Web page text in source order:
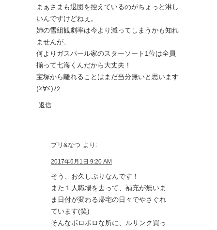
まぁさまも退団を控えているのがちょっと淋し
いんですけどねぇ。
姉の雪組観劇率は今より減ってしまうかも知れ
ませんが、
何よりガスパール家のスターソート1位は全員
揃って七海くんだから大丈夫！
宝塚から離れることはまだ当分無いと思います
(≧∀≦)ﾉｼ
返信
プリ&なつ より:
2017年6月1日 9:20 AM
そう、お久しぶりなんです！
また１人職場を去って、補充が無いま
ま日付が変わる帰宅の日々でやさぐれ
ています(笑)
そんなボロボロな所に、ルサンク買っ